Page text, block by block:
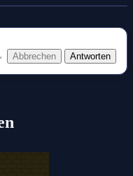
Abbrechen Antworten